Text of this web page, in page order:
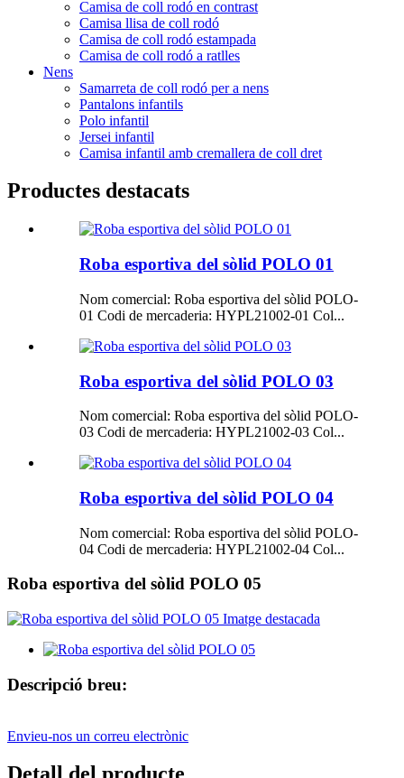
Camisa de coll rodó en contrast
Camisa llisa de coll rodó
Camisa de coll rodó estampada
Camisa de coll rodó a ratlles
Nens
Samarreta de coll rodó per a nens
Pantalons infantils
Polo infantil
Jersei infantil
Camisa infantil amb cremallera de coll dret
Productes destacats
Roba esportiva del sòlid POLO 01
Nom comercial: Roba esportiva del sòlid POLO-
01 Codi de mercaderia: HYPL21002-01 Col...
Roba esportiva del sòlid POLO 03
Nom comercial: Roba esportiva del sòlid POLO-
03 Codi de mercaderia: HYPL21002-03 Col...
Roba esportiva del sòlid POLO 04
Nom comercial: Roba esportiva del sòlid POLO-
04 Codi de mercaderia: HYPL21002-04 Col...
Roba esportiva del sòlid POLO 05
Descripció breu:
Envieu-nos un correu electrònic